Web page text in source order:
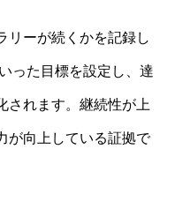
リーが続くかを記録し
った目標を設定し、達
されます。継続性が上
が向上している証拠で